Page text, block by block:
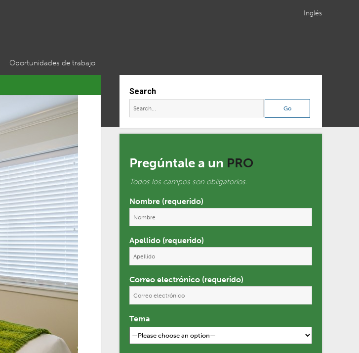
Inglés
Oportunidades de trabajo
Search
Pregúntale a un PRO
Todos los campos son oblígatorios.
Nombre (requerido)
Apellido (requerido)
Correo electrónico (requerido)
Tema